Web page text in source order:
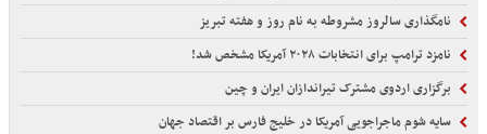
نامگذاری سالروز مشروطه به نام روز و هفته تبریز
نامزد ترامپ برای انتخابات ۲۰۲۸ آمریکا مشخص شد!
برگزاری اردوی مشترک تیراندازان ایران و چین
سایه شوم ماجراجویی آمریکا در خلیج فارس بر اقتصاد جهان